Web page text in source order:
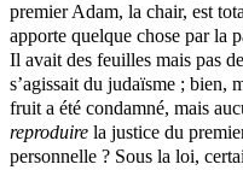
premier Adam, la chair, est
apporte quelque chose par la
Il avait des feuilles mais pas
s’agissait du judaïsme ; bien,
fruit a été condamné, mais
reproduire la justice du
personnelle ? Sous la loi,